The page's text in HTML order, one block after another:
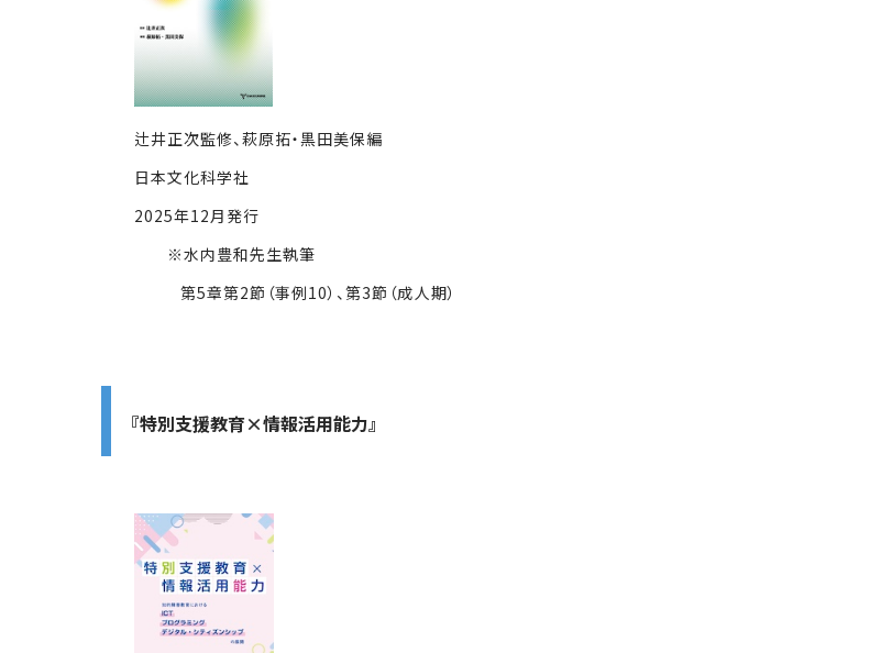
辻井正次監修、萩原拓・黒田美保編
日本文化科学社
2025年12月発行
※水内豊和先生執筆
第5章第2節（事例10）、第3節（成人期）
『特別支援教育×情報活用能力』